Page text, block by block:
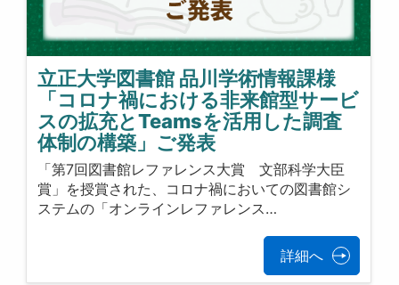
立正大学図書館 品川学術情報課様
「コロナ禍における非来館型サービ
スの拡充とTeamsを活用した調査
体制の構築」ご発表
「第7回図書館レファレンス大賞 文部科学大臣
賞」を授賞された、コロナ禍においての図書館シ
ステムの「オンラインレファレンス…
詳細へ